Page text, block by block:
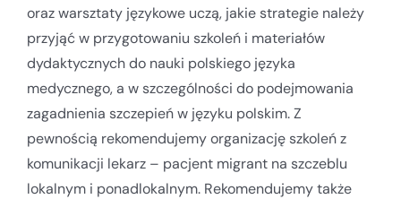
oraz warsztaty językowe uczą, jakie strategie należy
przyjąć w przygotowaniu szkoleń i materiałów
dydaktycznych do nauki polskiego języka
medycznego, a w szczególności do podejmowania
zagadnienia szczepień w języku polskim. Z
pewnością rekomendujemy organizację szkoleń z
komunikacji lekarz – pacjent migrant na szczeblu
lokalnym i ponadlokalnym. Rekomendujemy także